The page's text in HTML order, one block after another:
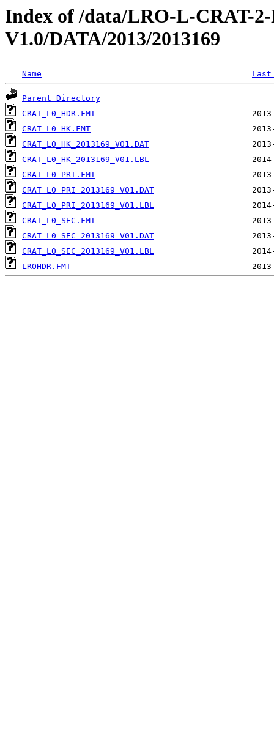
Index of /data/LRO-L-CRAT-
V1.0/DATA/2013/2013169
Name
Parent Directory
CRAT_L0_HDR.FMT
CRAT_L0_HK.FMT
CRAT_L0_HK_2013169_V01.DAT
CRAT_L0_HK_2013169_V01.LBL
CRAT_L0_PRI.FMT
CRAT_L0_PRI_2013169_V01.DAT
CRAT_L0_PRI_2013169_V01.LBL
CRAT_L0_SEC.FMT
CRAT_L0_SEC_2013169_V01.DAT
CRAT_L0_SEC_2013169_V01.LBL
LROHDR.FMT